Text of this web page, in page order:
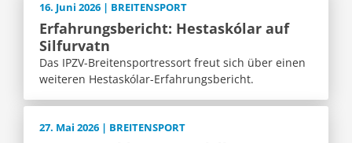
16. Juni 2026 | BREITENSPORT
Erfahrungsbericht: Hestaskólar auf
Silfurvatn
Das IPZV-Breitensportressort freut sich über einen
weiteren Hestaskólar-Erfahrungsbericht.
27. Mai 2026 | BREITENSPORT